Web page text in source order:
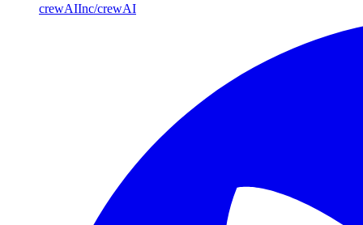
crewAIInc/crewAI